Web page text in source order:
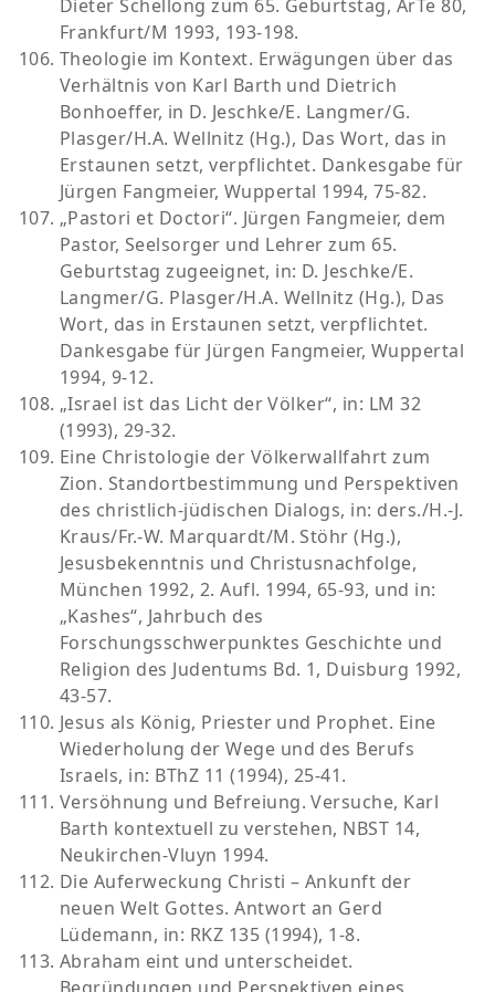
Dieter Schellong zum 65. Geburtstag, ArTe 80,
Frankfurt/M 1993, 193-198.
Theologie im Kontext. Erwägungen über das
Verhältnis von Karl Barth und Dietrich
Bonhoeffer, in D. Jeschke/E. Langmer/G.
Plasger/H.A. Wellnitz (Hg.), Das Wort, das in
Erstaunen setzt, verpflichtet. Dankesgabe für
Jürgen Fangmeier, Wuppertal 1994, 75-82.
„Pastori et Doctori“. Jürgen Fangmeier, dem
Pastor, Seelsorger und Lehrer zum 65.
Geburtstag zugeeignet, in: D. Jeschke/E.
Langmer/G. Plasger/H.A. Wellnitz (Hg.), Das
Wort, das in Erstaunen setzt, verpflichtet.
Dankesgabe für Jürgen Fangmeier, Wuppertal
1994, 9-12.
„Israel ist das Licht der Völker“, in: LM 32
(1993), 29-32.
Eine Christologie der Völkerwallfahrt zum
Zion. Standortbestimmung und Perspektiven
des christlich-jüdischen Dialogs, in: ders./H.-J.
Kraus/Fr.-W. Marquardt/M. Stöhr (Hg.),
Jesusbekenntnis und Christusnachfolge,
München 1992, 2. Aufl. 1994, 65-93, und in:
„Kashes“, Jahrbuch des
Forschungsschwerpunktes Geschichte und
Religion des Judentums Bd. 1, Duisburg 1992,
43-57.
Jesus als König, Priester und Prophet. Eine
Wiederholung der Wege und des Berufs
Israels, in: BThZ 11 (1994), 25-41.
Versöhnung und Befreiung. Versuche, Karl
Barth kontextuell zu verstehen, NBST 14,
Neukirchen-Vluyn 1994.
Die Auferweckung Christi – Ankunft der
neuen Welt Gottes. Antwort an Gerd
Lüdemann, in: RKZ 135 (1994), 1-8.
Abraham eint und unterscheidet.